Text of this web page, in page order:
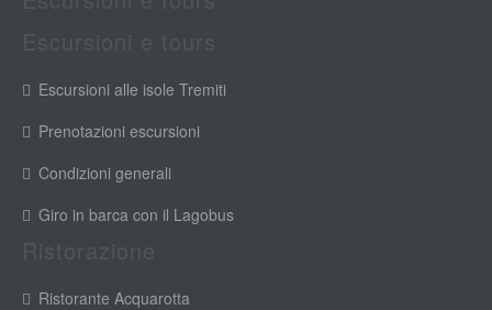
Escursioni alle isole Tremiti
Prenotazioni escursioni
Condizioni generali
Giro in barca con il Lagobus
Ristorante Acquarotta